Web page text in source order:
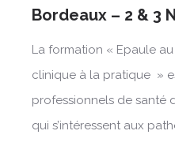
Bordeaux – 2 & 3
La formation « Epaule
clinique à la pratique »
professionnels de santé
qui s’intéressent aux